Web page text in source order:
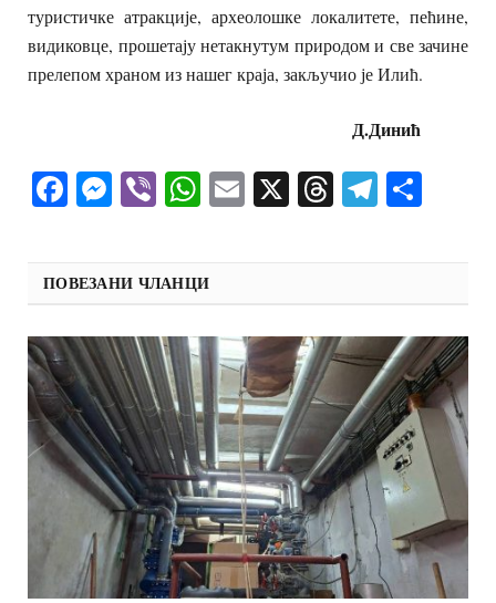
туристичке атракције, археолошке локалитете, пећине,
видиковце, прошетају нетакнутум природом и све зачине
прелепом храном из нашег краја, закључио је Илић.
Д.Динић
Facebook
Messenger
ViberWhatsApp
Email
X Threads
ПОВЕЗАНИ ЧЛАНЦИ